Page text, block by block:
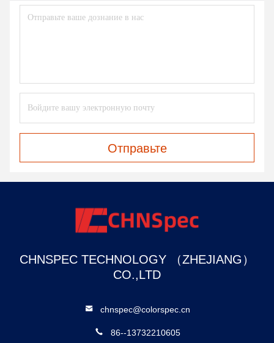
Отправьте
CHNSPEC TECHNOLOGY （ZHEJIANG）
CO.,LTD
chnspec@colorspec.cn
86--13732210605